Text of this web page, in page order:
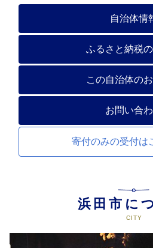
自治体情
ふるさと納税
この自治体の
お問い合
寄付のみの受付は
浜田市に